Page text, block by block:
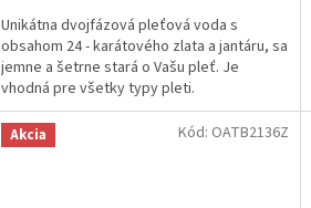
Unikátna dvojfázová pleťová voda s
obsahom 24 - karátového zlata a jantáru, sa
jemne a šetrne stará o Vašu pleť. Je
vhodná pre všetky typy pleti.
Akcia Kód: OATB2136Z